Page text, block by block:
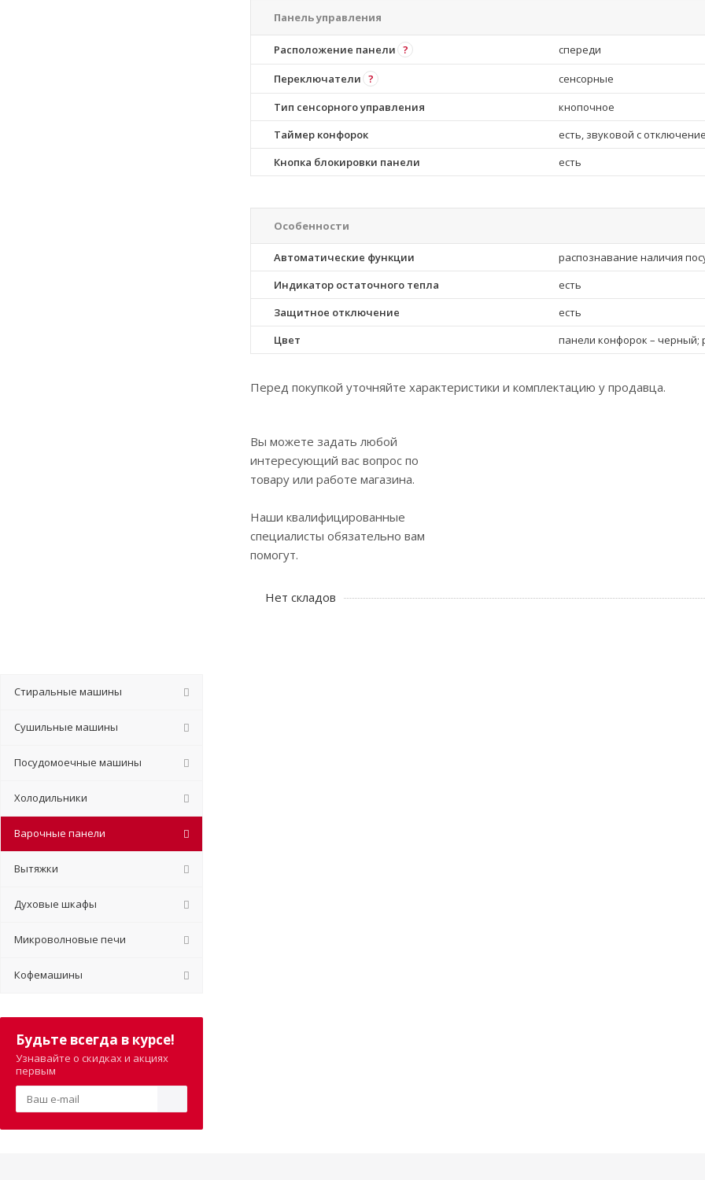
Панель управления
Расположение панели ? спереди
Переключатели ?
сенсорные
Тип сенсорного управления
кнопочное
Таймер конфорок
есть, звуковой с
Кнопка блокировки панели
есть
Особенности
Автоматические функции
распознавание наличия
Индикатор остаточного тепла
есть
Защитное отключение
есть
Цвет
панели конфорок – черный;
Перед покупкой уточняйте характеристики и комплектацию у продавца.
Вы можете задать любой
интересующий вас вопрос по
товару или работе магазина.
Наши квалифицированные
специалисты обязательно вам
помогут.
Нет складов
Стиральные машины
Сушильные машины
Посудомоечные машины
Холодильники
Варочные панели
Вытяжки
Духовые шкафы
Микроволновые печи
Кофемашины
Будьте всегда в курсе!
Узнавайте о скидках и акциях
первым